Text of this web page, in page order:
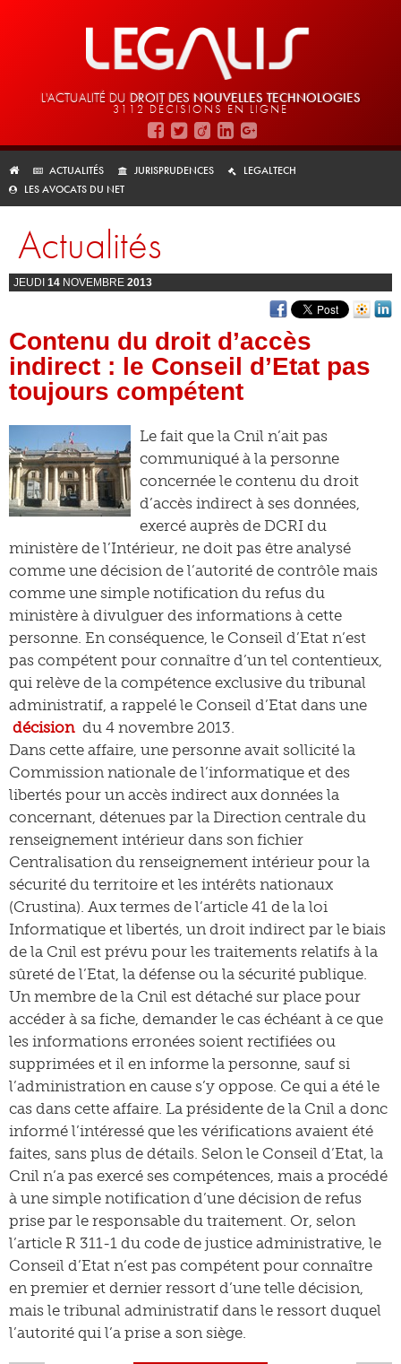
L'ACTUALITÉ DU DROIT DES NOUVELLES TECHNOLOGIES
3112 DÉCISIONS EN LIGNE
ACTUALITÉS JURISPRUDENCES
LEGALTECH
LES AVOCATS DU NET
Actualités
JEUDI 14 NOVEMBRE 2013
Contenu du droit d’accès
indirect : le Conseil d’Etat pas
toujours compétent
Le fait que la Cnil n’ait pas
communiqué à la personne
concernée le contenu du droit
d’accès indirect à ses données,
exercé auprès de DCRI du
ministère de l’Intérieur, ne doit pas être analysé
comme une décision de l’autorité de contrôle mais
comme une simple notification du refus du
ministère à divulguer des informations à cette
personne. En conséquence, le Conseil d’Etat n’est
pas compétent pour connaître d’un tel contentieux,
qui relève de la compétence exclusive du tribunal
administratif, a rappelé le Conseil d’Etat dans une
décision du 4 novembre 2013.
Dans cette affaire, une personne avait sollicité la
Commission nationale de l’informatique et des
libertés pour un accès indirect aux données la
concernant, détenues par la Direction centrale du
renseignement intérieur dans son fichier
Centralisation du renseignement intérieur pour la
sécurité du territoire et les intérêts nationaux
(Crustina). Aux termes de l’article 41 de la loi
Informatique et libertés, un droit indirect par le biais
de la Cnil est prévu pour les traitements relatifs à la
sûreté de l’Etat, la défense ou la sécurité publique.
Un membre de la Cnil est détaché sur place pour
accéder à sa fiche, demander le cas échéant à ce que
les informations erronées soient rectifiées ou
supprimées et il en informe la personne, sauf si
l’administration en cause s’y oppose. Ce qui a été le
cas dans cette affaire. La présidente de la Cnil a donc
informé l’intéressé que les vérifications avaient été
faites, sans plus de détails. Selon le Conseil d’Etat, la
Cnil n’a pas exercé ses compétences, mais a procédé
à une simple notification d’une décision de refus
prise par le responsable du traitement. Or, selon
l’article R 311-1 du code de justice administrative, le
Conseil d’Etat n’est pas compétent pour connaître
en premier et dernier ressort d’une telle décision,
mais le tribunal administratif dans le ressort duquel
l’autorité qui l’a prise a son siège.